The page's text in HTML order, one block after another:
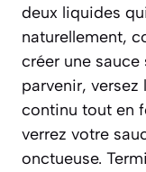
deux liquides
naturellement,
créer une sauce
parvenir, versez
continu tout en
verrez votre
onctueuse.